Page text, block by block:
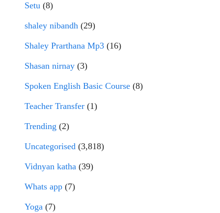
Setu (8)
shaley nibandh (29)
Shaley Prarthana Mp3 (16)
Shasan nirnay (3)
Spoken English Basic Course (8)
Teacher Transfer (1)
Trending (2)
Uncategorised (3,818)
Vidnyan katha (39)
Whats app (7)
Yoga (7)